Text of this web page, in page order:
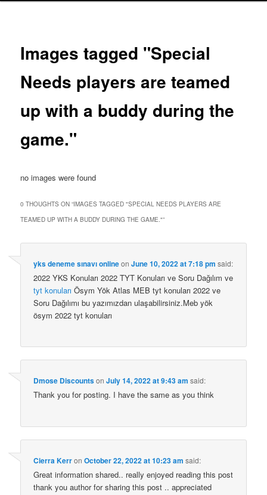
Images tagged "Special
Needs players are teamed
up with a buddy during the
game."
no images were found
0 THOUGHTS ON “IMAGES TAGGED "SPECIAL NEEDS PLAYERS ARE
TEAMED UP WITH A BUDDY DURING THE GAME."”
yks deneme sınavı onlineonJune 10, 2022 at 7:18 pm said:
2022 YKS Konuları 2022 TYT Konuları ve Soru Dağılım ve
tyt konuları Ösym Yök Atlas MEB tyt konuları 2022 ve
Soru Dağılımı bu yazımızdan ulaşabilirsiniz.Meb yök
ösym 2022 tyt konuları
Dmose DiscountsonJuly 14, 2022 at 9:43 am said:
Thank you for posting. I have the same as you think
Cierra KerronOctober 22, 2022 at 10:23 am said:
Great information shared.. really enjoyed reading this post
thank you author for sharing this post .. appreciated